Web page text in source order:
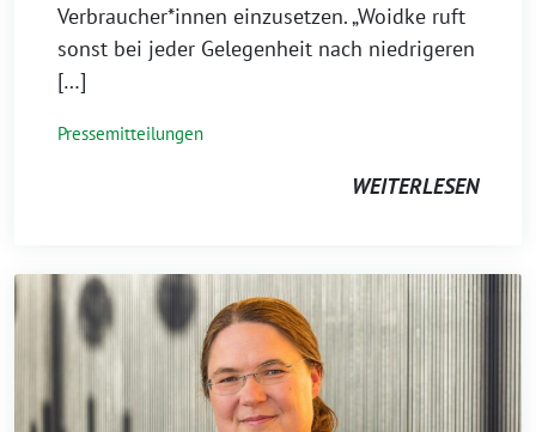
Verbraucher*innen einzusetzen. „Woidke ruft
sonst bei jeder Gelegenheit nach niedrigeren
[…]
Pressemitteilungen
WEITERLESEN